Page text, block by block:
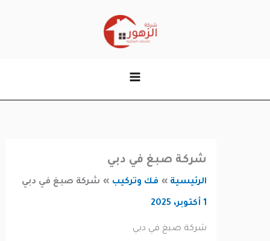
شركة صبغ في دبي
الرئيسية فك وتركيب شركة صبغ في دبي
شركة صبغ في دبي